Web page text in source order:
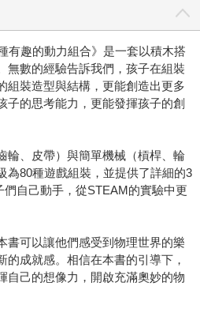
有趣的動力組合》是一套以積木搭
無數的經驗告訴我們，孩子在組裝
組裝造型與結構，更能創造出更多
子的思考能力，更能發揮孩子的創
輪、皮帶）與簡單機械（槓桿、輪
為80種遊戲組裝，並提供了詳細的3
自己動手，從STEAM的實驗中更
書可以讓他們感受到物理世界的樂
的成就感。相信在本書的引導下，
自己的想像力，開啟充滿奧妙的物